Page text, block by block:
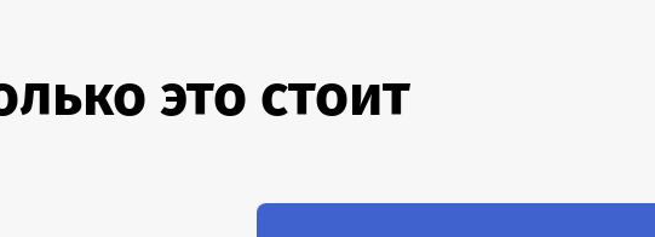
это стоит